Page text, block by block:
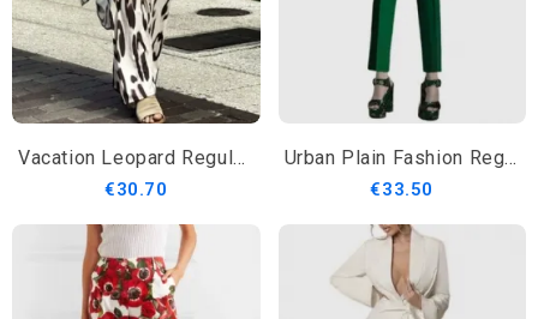
Vacation Leopard Regular Fit Pants
€30.70
Urban Plain Fashion Regular Fit Pants
€33.50